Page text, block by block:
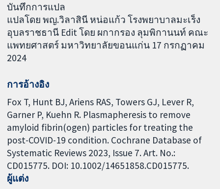
บันทึกการแปล
แปลโดย พญ.วิลาสินี หน่อแก้ว โรงพยาบาลมะเร็ง
อุบลราชธานี Edit โดย ผกากรอง ลุมพิกานนท์ คณะ
แพทยศาสตร์ มหาวิทยาลัยขอนแก่น 17 กรกฏาคม
2024
การอ้างอิง
Fox T, Hunt BJ, Ariens RAS, Towers GJ, Lever R,
Garner P, Kuehn R. Plasmapheresis to remove
amyloid fibrin(ogen) particles for treating the
post-COVID-19 condition. Cochrane Database of
Systematic Reviews 2023, Issue 7. Art. No.:
CD015775. DOI: 10.1002/14651858.CD015775.
ผู้แต่ง